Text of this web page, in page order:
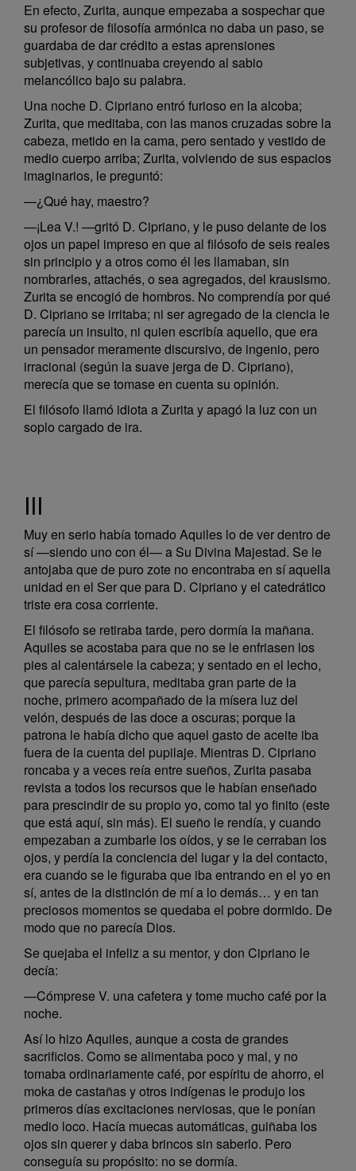
En efecto, Zurita, aunque empezaba a sospechar que
su profesor de filosofía armónica no daba un paso, se
guardaba de dar crédito a estas aprensiones
subjetivas, y continuaba creyendo al sabio
melancólico bajo su palabra.
Una noche D. Cipriano entró furioso en la alcoba;
Zurita, que meditaba, con las manos cruzadas sobre la
cabeza, metido en la cama, pero sentado y vestido de
medio cuerpo arriba; Zurita, volviendo de sus espacios
imaginarios, le preguntó:
—¿Qué hay, maestro?
—¡Lea V.! —gritó D. Cipriano, y le puso delante de los
ojos un papel impreso en que al filósofo de seis reales
sin principio y a otros como él les llamaban, sin
nombrarles, attachés, o sea agregados, del krausismo.
Zurita se encogió de hombros. No comprendía por qué
D. Cipriano se irritaba; ni ser agregado de la ciencia le
parecía un insulto, ni quien escribía aquello, que era
un pensador meramente discursivo, de ingenio, pero
irracional (según la suave jerga de D. Cipriano),
merecía que se tomase en cuenta su opinión.
El filósofo llamó idiota a Zurita y apagó la luz con un
soplo cargado de ira.
III
Muy en serio había tomado Aquiles lo de ver dentro de
sí —siendo uno con él— a Su Divina Majestad. Se le
antojaba que de puro zote no encontraba en sí aquella
unidad en el Ser que para D. Cipriano y el catedrático
triste era cosa corriente.
El filósofo se retiraba tarde, pero dormía la mañana.
Aquiles se acostaba para que no se le enfriasen los
pies al calentársele la cabeza; y sentado en el lecho,
que parecía sepultura, meditaba gran parte de la
noche, primero acompañado de la mísera luz del
velón, después de las doce a oscuras; porque la
patrona le había dicho que aquel gasto de aceite iba
fuera de la cuenta del pupilaje. Mientras D. Cipriano
roncaba y a veces reía entre sueños, Zurita pasaba
revista a todos los recursos que le habían enseñado
para prescindir de su propio yo, como tal yo finito (este
que está aquí, sin más). El sueño le rendía, y cuando
empezaban a zumbarle los oídos, y se le cerraban los
ojos, y perdía la conciencia del lugar y la del contacto,
era cuando se le figuraba que iba entrando en el yo en
sí, antes de la distinción de mí a lo demás… y en tan
preciosos momentos se quedaba el pobre dormido. De
modo que no parecía Dios.
Se quejaba el infeliz a su mentor, y don Cipriano le
decía:
—Cómprese V. una cafetera y tome mucho café por la
noche.
Así lo hizo Aquiles, aunque a costa de grandes
sacrificios. Como se alimentaba poco y mal, y no
tomaba ordinariamente café, por espíritu de ahorro, el
moka de castañas y otros indígenas le produjo los
primeros días excitaciones nerviosas, que le ponían
medio loco. Hacía muecas automáticas, guiñaba los
ojos sin querer y daba brincos sin saberlo. Pero
conseguía su propósito: no se dormía.